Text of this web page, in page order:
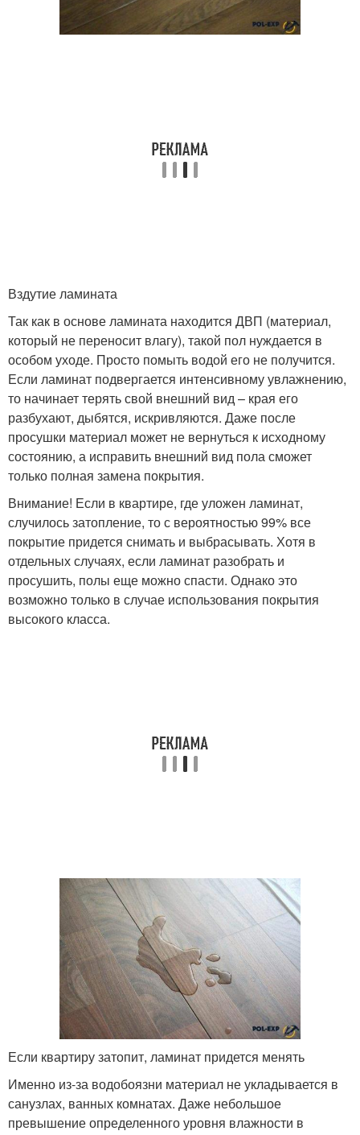
Вздутие ламината
Так как в основе ламината находится ДВП (материал,
который не переносит влагу), такой пол нуждается в
особом уходе. Просто помыть водой его не получится.
Если ламинат подвергается интенсивному увлажнению,
то начинает терять свой внешний вид – края его
разбухают, дыбятся, искривляются. Даже после
просушки материал может не вернуться к исходному
состоянию, а исправить внешний вид пола сможет
только полная замена покрытия.
Внимание! Если в квартире, где уложен ламинат,
случилось затопление, то с вероятностью 99% все
покрытие придется снимать и выбрасывать. Хотя в
отдельных случаях, если ламинат разобрать и
просушить, полы еще можно спасти. Однако это
возможно только в случае использования покрытия
высокого класса.
Если квартиру затопит, ламинат придется менять
Именно из-за водобоязни материал не укладывается в
санузлах, ванных комнатах. Даже небольшое
превышение определенного уровня влажности в